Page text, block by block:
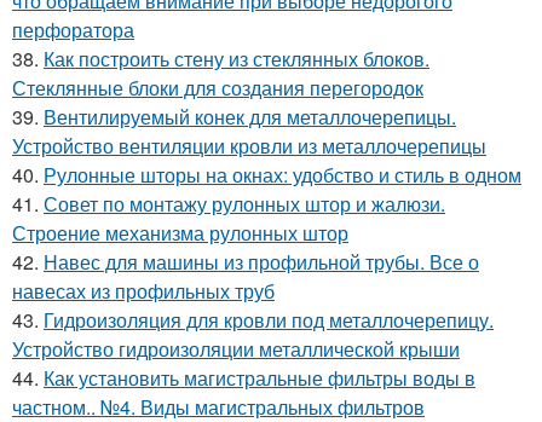
перфоратора
38. Как построить стену из стеклянных блоков.
Стеклянные блоки для создания перегородок
39. Вентилируемый конек для металлочерепицы.
Устройство вентиляции кровли из металлочерепицы
40. Рулонные шторы на окнах: удобство и стиль в одном
41. Совет по монтажу рулонных штор и жалюзи.
Строение механизма рулонных штор
42. Навес для машины из профильной трубы. Все о
навесах из профильных труб
43. Гидроизоляция для кровли под металлочерепицу.
Устройство гидроизоляции металлической крыши
44. Как установить магистральные фильтры воды в
частном.. №4. Виды магистральных фильтров